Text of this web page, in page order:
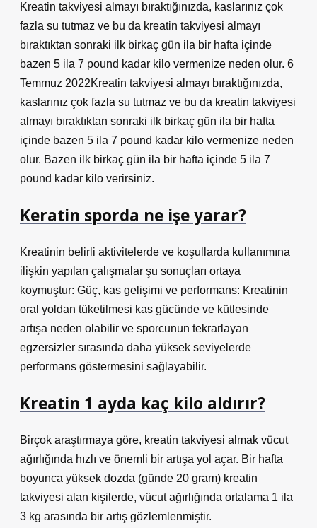
Kreatin takviyesi almayı bıraktığınızda, kaslarınız çok
fazla su tutmaz ve bu da kreatin takviyesi almayı
bıraktıktan sonraki ilk birkaç gün ila bir hafta içinde
bazen 5 ila 7 pound kadar kilo vermenize neden olur. 6
Temmuz 2022Kreatin takviyesi almayı bıraktığınızda,
kaslarınız çok fazla su tutmaz ve bu da kreatin takviyesi
almayı bıraktıktan sonraki ilk birkaç gün ila bir hafta
içinde bazen 5 ila 7 pound kadar kilo vermenize neden
olur. Bazen ilk birkaç gün ila bir hafta içinde 5 ila 7
pound kadar kilo verirsiniz.
Keratin sporda ne işe yarar?
Kreatinin belirli aktivitelerde ve koşullarda kullanımına
ilişkin yapılan çalışmalar şu sonuçları ortaya
koymuştur: Güç, kas gelişimi ve performans: Kreatinin
oral yoldan tüketilmesi kas gücünde ve kütlesinde
artışa neden olabilir ve sporcunun tekrarlayan
egzersizler sırasında daha yüksek seviyelerde
performans göstermesini sağlayabilir.
Kreatin 1 ayda kaç kilo aldırır?
Birçok araştırmaya göre, kreatin takviyesi almak vücut
ağırlığında hızlı ve önemli bir artışa yol açar. Bir hafta
boyunca yüksek dozda (günde 20 gram) kreatin
takviyesi alan kişilerde, vücut ağırlığında ortalama 1 ila
3 kg arasında bir artış gözlemlenmiştir.